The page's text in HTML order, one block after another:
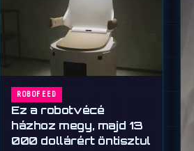
ROBOFEED
Ez a robotvécé
házhoz megy, majd 13
000 dollárért öntisztul